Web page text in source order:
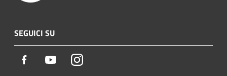
SEGUICI SU
Facebook YoutubeInstagram